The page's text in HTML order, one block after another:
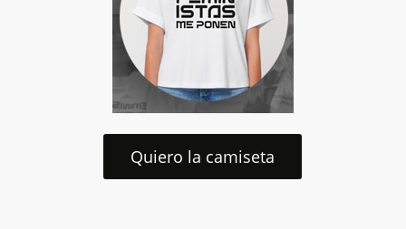
Quiero la camiseta